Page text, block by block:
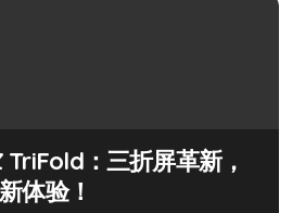
：三折屏革新，
体验！